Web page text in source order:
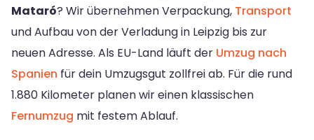
Mataró? Wir übernehmen Verpackung, Transport
und Aufbau von der Verladung in Leipzig bis zur
neuen Adresse. Als EU-Land läuft der Umzug nach
Spanien für dein Umzugsgut zollfrei ab. Für die rund
1.880 Kilometer planen wir einen klassischen
Fernumzug mit festem Ablauf.